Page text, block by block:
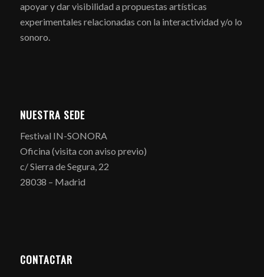
apoyar y dar visibilidad a propuestas artísticas
experimentales relacionadas con la interactividad y/o lo
sonoro.
NUESTRA SEDE
Festival IN-SONORA
Oficina (visita con aviso previo)
c/ Sierra de Segura, 22
28038 – Madrid
CONTACTAR